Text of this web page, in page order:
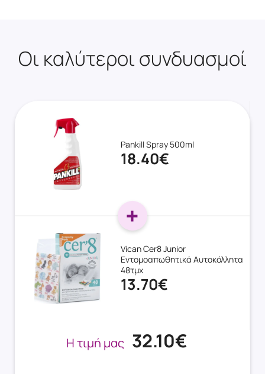
Οι καλύτεροι συνδυασμοί
Pankill Spray 500ml
18.40€
Vican Cer8 Junior
Εντομοαπωθητικά Αυτοκόλλητα
48τμχ
13.70€
Η τιμή μας 32.10€